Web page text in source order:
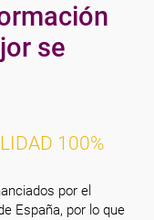
se
100%
por el
España, por lo que